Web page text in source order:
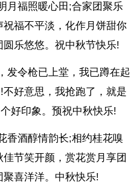
月福照暖心田;合家团聚乐
福不平淡，化作月饼甜你
乐悠悠。祝中秋节快乐!
发令枪已上堂，我已蹲在起
好意思，我抢跑了，就是
好印象。预祝中秋快乐!
香酒醇情韵长;相约桂花嗅
节笑开颜，赏花赏月享团
喜洋洋。中秋快乐!